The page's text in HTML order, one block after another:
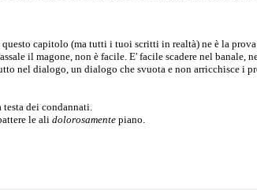
questo capitolo (ma tutti i tuoi scritti in realtà) ne è la
il magone, non è facile. E' facile scadere nel banale,
nel dialogo, un dialogo che svuota e non arricchisce i
dei condannati.
le alidolorosamentepiano.